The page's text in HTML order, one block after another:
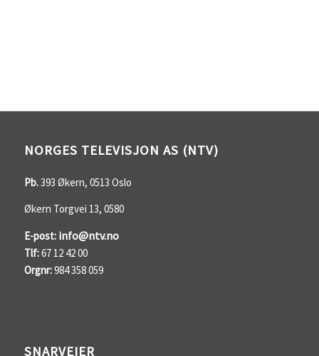
NORGES TELEVISJON AS (NTV)
Pb.393 Økern, 0513 Oslo
Økern Torgvei 13, 0580
E-post: info@ntv.no
Tlf:67 12 42 00
Orgnr:984 358 059
SNARVEIER